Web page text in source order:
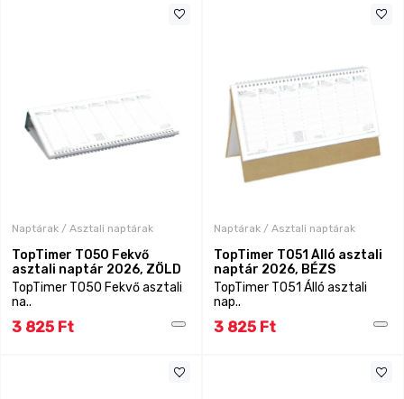
Naptárak / Asztali naptárak
TopTimer T050 Fekvő
asztali naptár 2026, ZÖLD
TopTimer T050 Fekvő asztali
na..
3 825 Ft
Naptárak / Asztali naptárak
TopTimer T051 Álló asztali
naptár 2026, BÉZS
TopTimer T051 Álló asztali
nap..
3 825 Ft